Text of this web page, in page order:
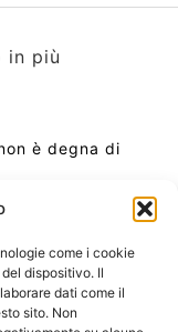
come i cookie
dispositivo. Il
dati come il
sito. Non
in più
è degna di
Essere per